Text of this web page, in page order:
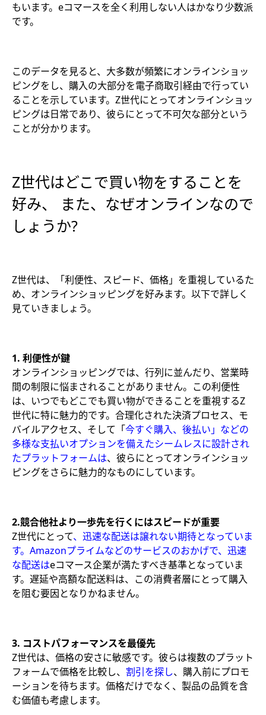
もいます。eコマースを全く利用しない人はかなり少数派
です。
このデータを見ると、大多数が頻繁にオンラインショッ
ピングをし、購入の大部分を電子商取引経由で行ってい
ることを示しています。Z世代にとってオンラインショッ
ピングは日常であり、彼らにとって不可欠な部分という
ことが分かります。
Z世代はどこで買い物をすることを
好み、 また、なぜオンラインなので
しょうか?
Z世代は、「利便性、スピード、価格」を重視しているた
め、オンラインショッピングを好みます。以下で詳しく
見ていきましょう。
1. 利便性が鍵
オンラインショッピングでは、行列に並んだり、営業時
間の制限に悩まされることがありません。この利便性
は、いつでもどこでも買い物ができることを重視するZ
世代に特に魅力的です。合理化された決済プロセス、モ
バイルアクセス、そして「今すぐ購入、後払い」などの
多様な支払いオプションを備えたシームレスに設計され
たプラットフォームは、彼らにとってオンラインショッ
ピングをさらに魅力的なものにしています。
2.競合他社より一歩先を行くにはスピードが重要
Z世代にとって、迅速な配送は譲れない期待となっていま
す。Amazonプライムなどのサービスのおかげで、迅速
な配送はeコマース企業が満たすべき基準となっていま
す。遅延や高額な配送料は、この消費者層にとって購入
を阻む要因となりかねません。
3. コストパフォーマンスを最優先
Z世代は、価格の安さに敏感です。彼らは複数のプラット
フォームで価格を比較し、 割引を探し、購入前にプロモ
ーションを待ちます。価格だけでなく、製品の品質を含
む価値も考慮します。